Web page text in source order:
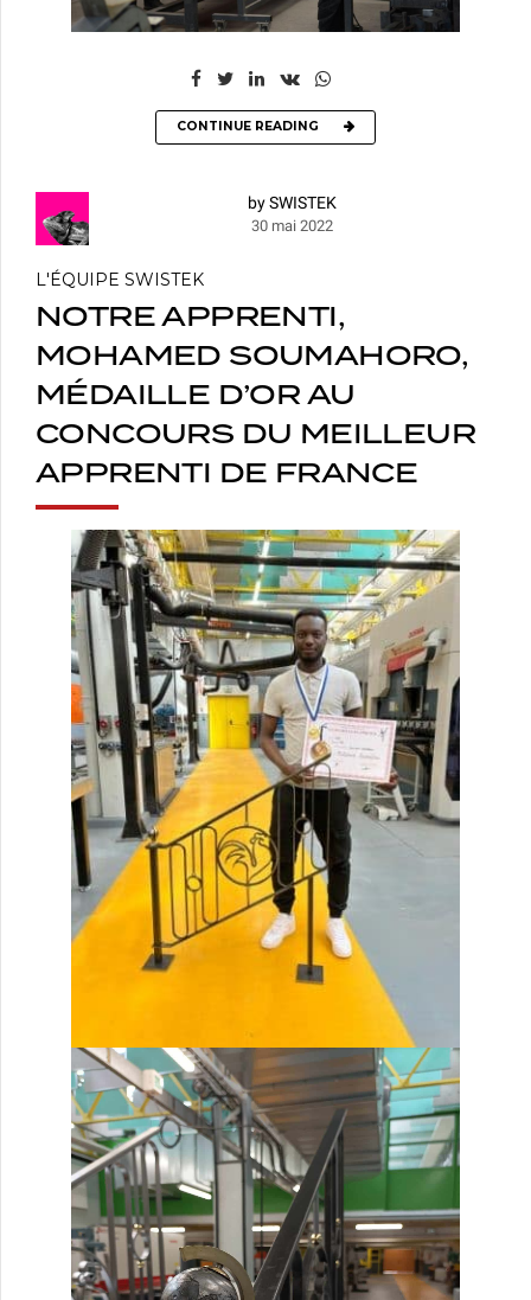
CONTINUE READING
by SWISTEK
30 mai 2022
L'ÉQUIPE SWISTEK
NOTRE APPRENTI,
MOHAMED SOUMAHORO,
MÉDAILLE D’OR AU
CONCOURS DU MEILLEUR
APPRENTI DE FRANCE